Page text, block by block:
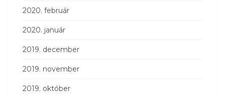
2020. február
2020. január
2019. december
2019. november
2019. október